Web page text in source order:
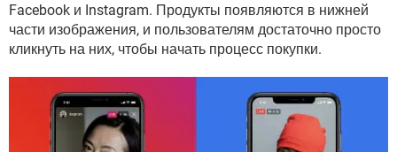
Facebook и Instagram. Продукты появляются в нижней
части изображения, и пользователям достаточно просто
кликнуть на них, чтобы начать процесс покупки.